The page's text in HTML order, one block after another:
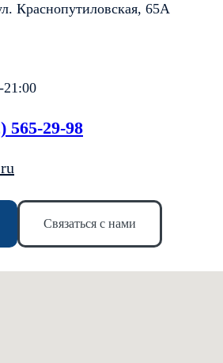
Краснопутиловская, 65А
21:00
565-29-98
Связаться с нами